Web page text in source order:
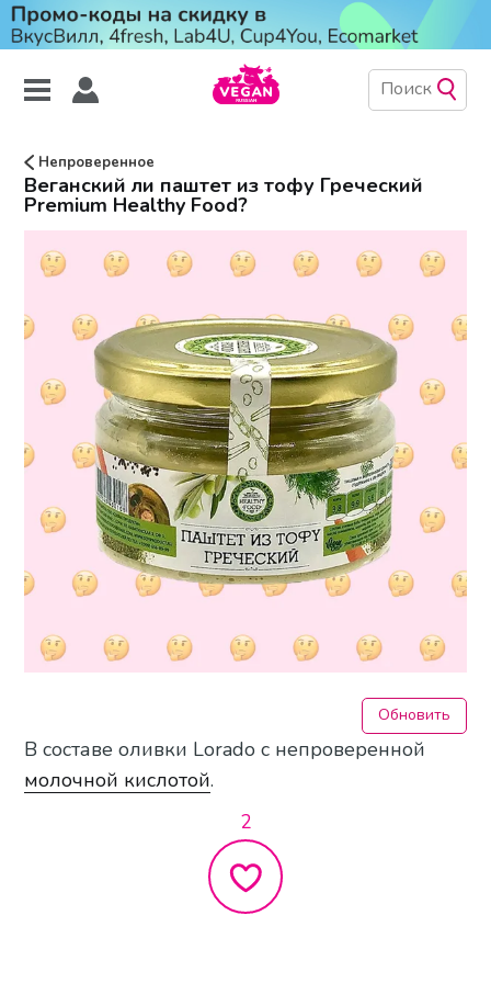
Непроверенное
Веганский ли паштет из тофу Греческий
Premium Healthy Food?
Обновить
В составе оливки Lorado с непроверенной
молочной кислотой.
2